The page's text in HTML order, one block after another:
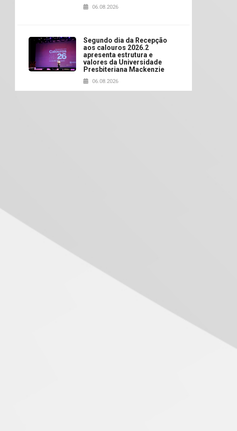
06.08.2026
Segundo dia da Recepção
aos calouros 2026.2
apresenta estrutura e
valores da Universidade
Presbiteriana Mackenzie
06.08.2026